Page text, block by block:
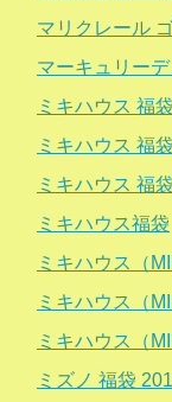
マリクレール
マーキュリー
ミキハウス 福
ミキハウス 福
ミキハウス 福
ミキハウス福袋
ミキハウス（
ミキハウス（
ミキハウス（
ミズノ 福袋